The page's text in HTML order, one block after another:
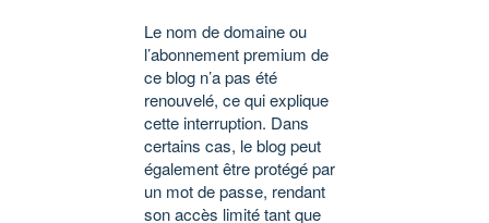
Le nom de domaine ou
l’abonnement premium de
ce blog n’a pas été
renouvelé, ce qui explique
cette interruption. Dans
certains cas, le blog peut
également être protégé par
un mot de passe, rendant
son accès limité tant que